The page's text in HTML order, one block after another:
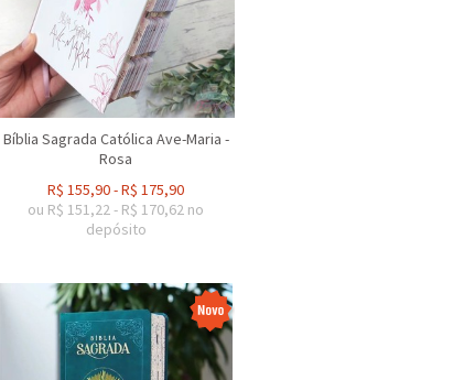
Bíblia Sagrada Católica Ave-Maria -
Rosa
R$ 155,90-R$ 175,90
ou R$ 151,22- R$ 170,62 no
depósito